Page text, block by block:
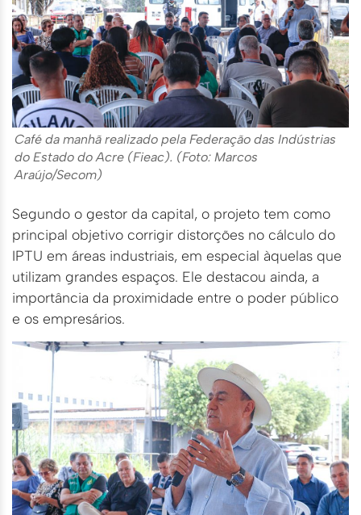
Café da manhã realizado pela Federação das Indústrias
do Estado do Acre (Fieac). (Foto: Marcos
Araújo/Secom)
Segundo o gestor da capital, o projeto tem como
principal objetivo corrigir distorções no cálculo do
IPTU em áreas industriais, em especial àquelas que
utilizam grandes espaços. Ele destacou ainda, a
importância da proximidade entre o poder público
e os empresários.